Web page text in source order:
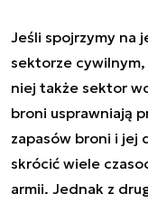
Jeśli spojrzymy na
sektorze
niej także sektor
broni usprawniają
zapasów broni i jej
skrócić wiele
armii. Jednak z